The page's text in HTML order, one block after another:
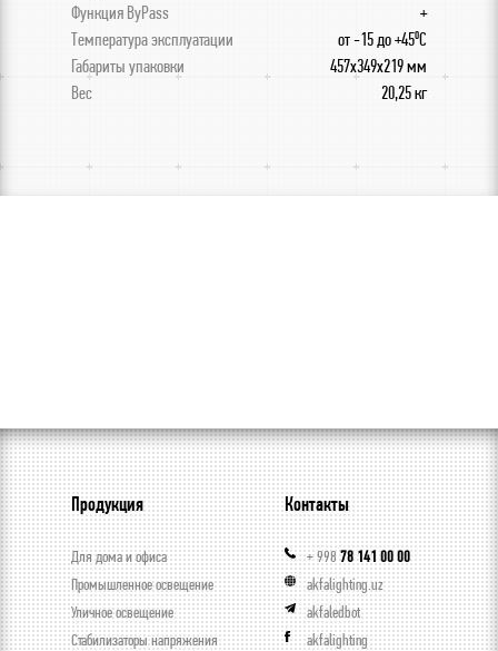
Функция ByPass
+
Температура эксплуатации
от -15 до +45⁰С
Габариты упаковки
457х349х219 мм
Вес
20,25 кг
Продукция
Для дома и офиса
Промышленное освещение
Уличное освещение
Стабилизаторы напряжения
Контакты
+ 99878 141 00 00
akfalighting.uz
akfaledbot
akfalighting